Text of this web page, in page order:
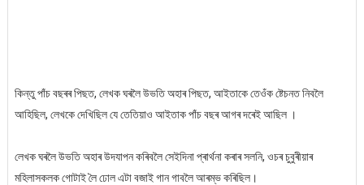
কিন্তু পাঁচ বছৰৰ পিছত, লেখক ঘৰলৈ উভতি অহাৰ পিছত, আইতাকে তেওঁক ষ্টেচনত নিবলৈ
আহিছিল, লেখকে দেখিছিল যে তেতিয়াও আইতাক পাঁচ বছৰ আগৰ দৰেই আছিল ।
লেখক ঘৰলৈ উভতি অহাৰ উদযাপন কৰিবলৈ সেইদিনা প্ৰাৰ্থনা কৰাৰ সলনি, ওচৰ চুবুৰীয়াৰ
মহিলাসকলক গোটাই লৈ ঢোল এটা বজাই গান গাবলৈ আৰম্ভ কৰিছিল।